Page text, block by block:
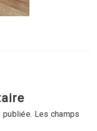
publiée. Les champs